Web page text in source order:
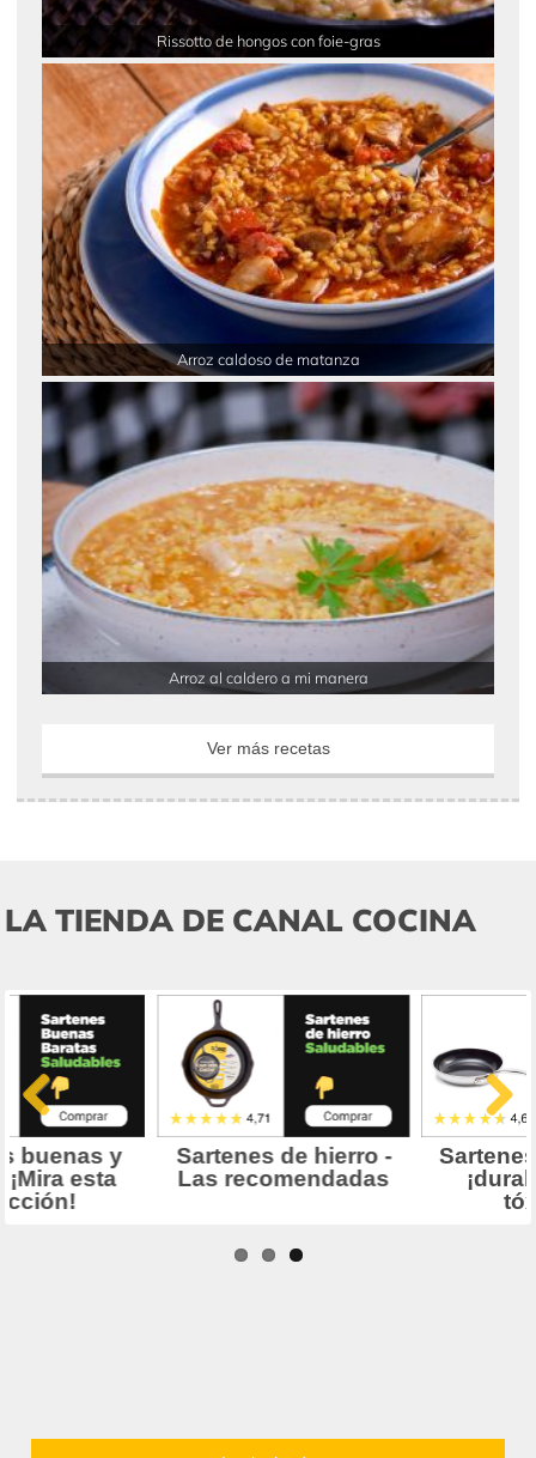
Rissotto de hongos con foie-gras
Arroz caldoso de matanza
Arroz al caldero a mi manera
Ver más recetas
LA TIENDA DE CANAL COCINA